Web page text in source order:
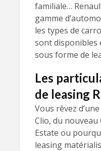
familiale…
gamme
les types de
sont disponibles
sous forme de
Les
de leasing
Vous rêvez
Clio, du
Estate ou
leasing